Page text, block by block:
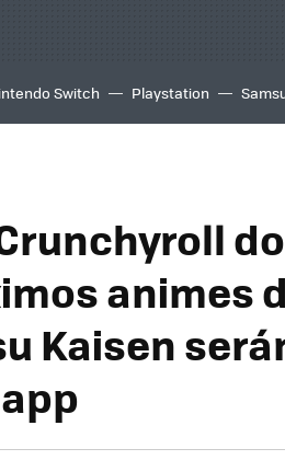
Switch Playstation
animes
Kaisen